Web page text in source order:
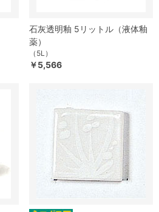
石灰透明釉 5リットル（液体釉
薬）
（5L）
￥5,566